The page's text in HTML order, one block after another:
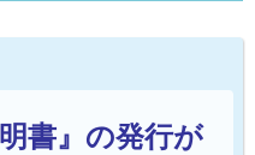
書』の発行が